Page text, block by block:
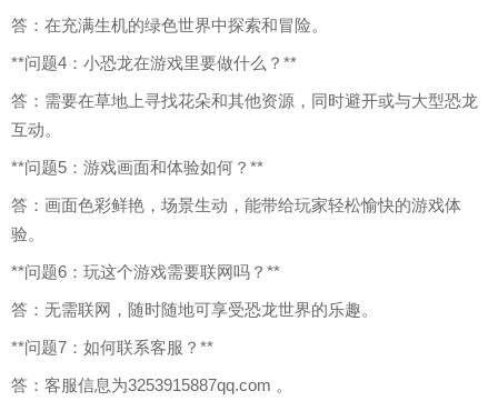
答：在充满生机的绿色世界中探索和冒险。
**问题4：小恐龙在游戏里要做什么？**
答：需要在草地上寻找花朵和其他资源，同时避开或与大型恐龙
互动。
**问题5：游戏画面和体验如何？**
答：画面色彩鲜艳，场景生动，能带给玩家轻松愉快的游戏体
验。
**问题6：玩这个游戏需要联网吗？**
答：无需联网，随时随地可享受恐龙世界的乐趣。
**问题7：如何联系客服？**
答：客服信息为3253915887qq.com 。